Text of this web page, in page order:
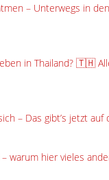
– Unterwegs in
in Thailand? 🇹🇭
– Das gibt’s jetzt auf
– warum hier vieles